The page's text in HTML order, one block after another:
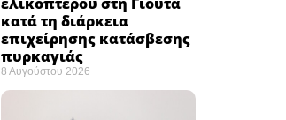
κατά τη διάρκεια
επιχείρησης κατάσβεσης
πυρκαγιάς ​
8 Αυγούστου 2026